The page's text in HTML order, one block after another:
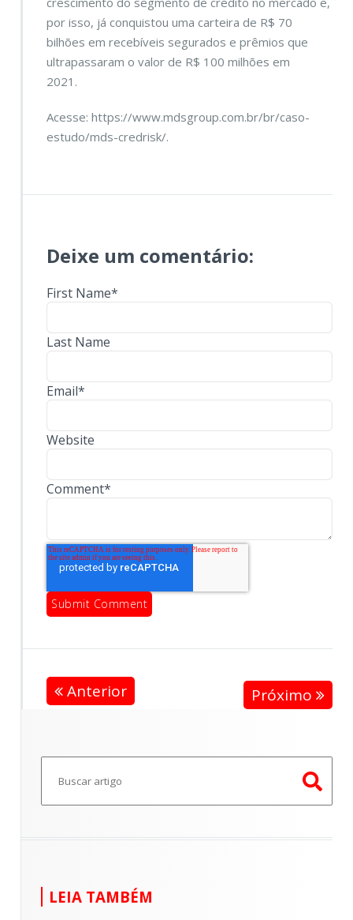
por isso, já conquistou uma carteira de R$ 70
bilhões em recebíveis segurados e prêmios que
ultrapassaram o valor de R$ 100 milhões em
2021.
Acesse:https://www.mdsgroup.com.br/br/caso-
estudo/mds-credrisk/.
Deixe um comentário:
First Name*
Last Name
Email*
Website
Comment*
Anterior Próximo
LEIA TAMBÉM